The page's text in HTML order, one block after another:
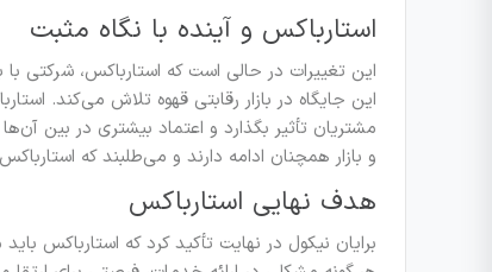
استارباکس و آینده با نگاه مثبت
این تغییرات در حالی است که استارباکس، شرکتی
این جایگاه در بازار رقابتی قهوه تلاش می‌کند.
مشتریان تأثیر بگذارد و اعتماد بیشتری در بین
و بازار همچنان ادامه دارند و می‌طلبند که
هدف نهایی استارباکس
برایان نیکول در نهایت تأکید کرد که استارباکس